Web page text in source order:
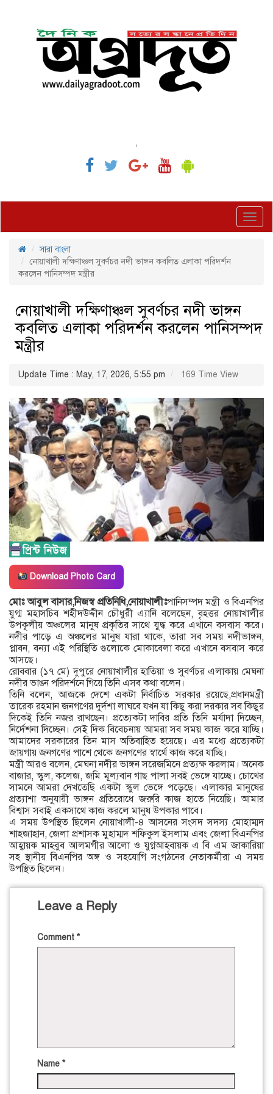
,
সারা বাংলা
নোয়াখালী দক্ষিণাঞ্চল সুবর্ণচর নদী ভাঙ্গন কবলিত এলাকা পরিদর্শন
করলেন পানিসম্পদ মন্ত্রীর
নোয়াখালী দক্ষিণাঞ্চল সুবর্ণচর নদী ভাঙ্গন
কবলিত এলাকা পরিদর্শন করলেন পানিসম্পদ
মন্ত্রীর
Update Time : May, 17, 2026, 5:55 pm 169 Time View
Download Photo Card
মোঃ আবুল বাসার,নিজস্ব প্রতিনিধি,নোয়াখালীঃপানিসম্পদ মন্ত্রী ও বিএনপির
যুগ্ম মহাসচিব শহীদউদ্দীন চৌধুরী এ্যানি বলেছেন, বৃহত্তর নোয়াখালীর
উপকূলীয় অঞ্চলের মানুষ প্রকৃতির সাথে যুদ্ধ করে এখানে বসবাস করে।
নদীর পাড়ে এ অঞ্চলের মানুষ যারা থাকে, তারা সব সময় নদীভাঙ্গন,
প্লাবন, বন্যা এই পরিস্থিতি গুলোকে মোকাবেলা করে এখানে বসবাস করে
আসছে।
রোববার (১৭ মে) দুপুরে নোয়াখালীর হাতিয়া ও সুবর্ণচর এলাকায় মেঘনা
নদীর ভাঙন পরিদর্শনে গিয়ে তিনি এসব কথা বলেন।
তিনি বলেন, আজকে দেশে একটা নির্বাচিত সরকার রয়েছে,প্রধানমন্ত্রী
তারেক রহমান জনগণের দুর্দশা লাঘবে যখন যা কিছু করা দরকার সব কিছুর
দিকেই তিনি নজর রাখছেন। প্রত্যেকটা দাবির প্রতি তিনি মর্যাদা দিচ্ছেন,
নির্দেশনা দিচ্ছেন। সেই দিক বিবেচনায় আমরা সব সময় কাজ করে যাচ্ছি।
আমাদের সরকারের তিন মাস অতিবাহিত হয়েছে। এর মধ্যে প্রত্যেকটা
জায়গায় জনগণের পাশে থেকে জনগণের স্বার্থে কাজ করে যাচ্ছি।
মন্ত্রী আরও বলেন, মেঘনা নদীর ভাঙ্গন সরেজমিনে প্রত্যক্ষ করলাম। অনেক
বাজার, স্কুল, কলেজ, জমি মূল্যবান গাছ পালা সবই ভেঙ্গে যাচ্ছে। চোখের
সামনে আমরা দেখতেছি একটা স্কুল ভেঙ্গে পড়েছে। এলাকার মানুষের
প্রত্যাশা অনুযায়ী ভাঙ্গন প্রতিরোধে জরুরি কাজ হাতে নিয়েছি। আমার
বিশ্বাস সবাই একসাথে কাজ করলে মানুষ উপকার পাবে।
এ সময় উপস্থিত ছিলেন নোয়াখালী-৪ আসনের সংসদ সদস্য মোহাম্মদ
শাহজাহান, জেলা প্রশাসক মুহাম্মদ শফিকুল ইসলাম এবং জেলা বিএনপির
আহ্বায়ক মাহবুব আলমগীর আলো ও যুগ্নআহবায়ক এ বি এম জাকারিয়া
সহ স্থানীয় বিএনপির অঙ্গ ও সহযোগি সংগঠনের নেতাকর্মীরা এ সময়
উপস্থিত ছিলেন।
Leave a Reply
Comment *
Name *